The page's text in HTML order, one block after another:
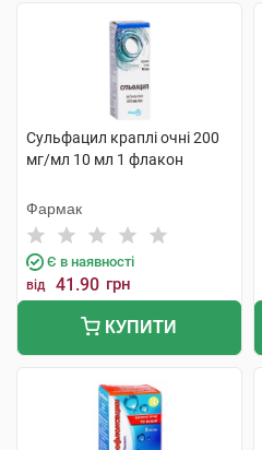
Сульфацил краплі очні 200
мг/мл 10 мл 1 флакон
Фармак
Є в наявності
від 41.90 грн
КУПИТИ